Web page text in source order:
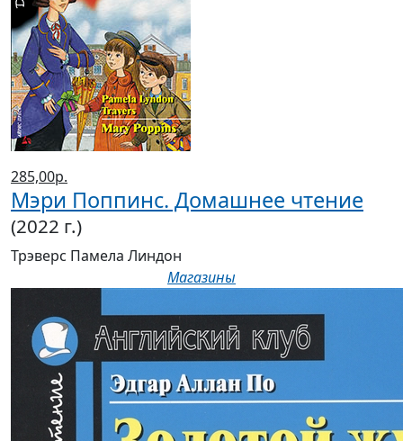
285,00р.
Мэри Поппинс. Домашнее чтение
(2022 г.)
Трэверс Памела Линдон
Магазины